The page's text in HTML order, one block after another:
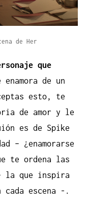
de Her
que
enamora de un
esto, te
de amor y le
es de Spike
– ¿enamorarse
te ordena las
la que inspira
cada escena -.